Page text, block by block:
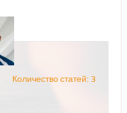
Количество статей: 3